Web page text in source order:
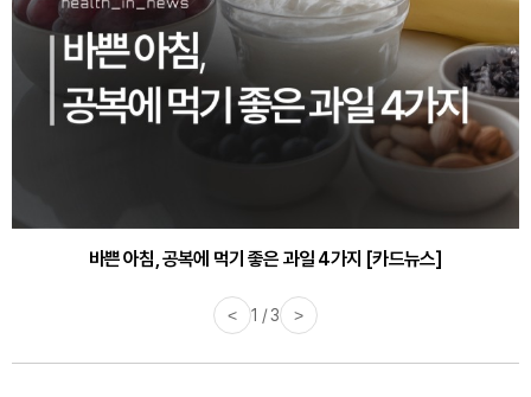
바쁜 아침, 공복에 먹기 좋은 과일 4가지 [카드뉴스]
< 1 / 3 >